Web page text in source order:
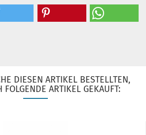
DIESEN ARTIKEL BESTELLTEN,
FOLGENDE ARTIKEL GEKAUFT: